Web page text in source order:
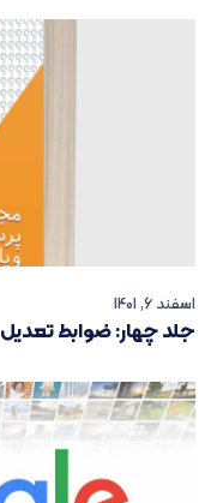
اسفند 6, 1401
جلد چهار: ضوابط تعدیل